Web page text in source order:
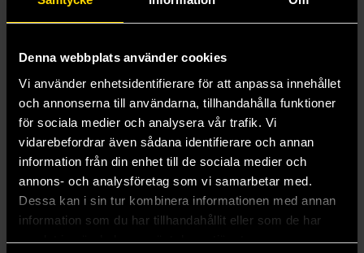
Denna webbplats använder cookies
Vi använder enhetsidentifierare för att anpassa innehållet
och annonserna till användarna, tillhandahålla funktioner
för sociala medier och analysera vår trafik. Vi
vidarebefordrar även sådana identifierare och annan
information från din enhet till de sociala medier och
annons- och analysföretag som vi samarbetar med.
Dessa kan i sin tur kombinera informationen med annan
information som du har tillhandahållit eller som de har
samlat in när du har använt deras tjänster.
The Cities of Sigmar Transfer Sheet includes 410 waterslide
transfers, featuring heraldry for major cities such as
Hammerhal Aqsha, Hammerhal Ghyra, Tempest’s Eye,
Vindicarum, The Living City, Misthåvn, Lethis, Excelsis,
Hallowheart, Settler’s Gain, and Greywater Fastness, along
with additional symbols and markings for further
customisation.
These miniatures require assembly and are supplied unpainted.
Andra delar i serien